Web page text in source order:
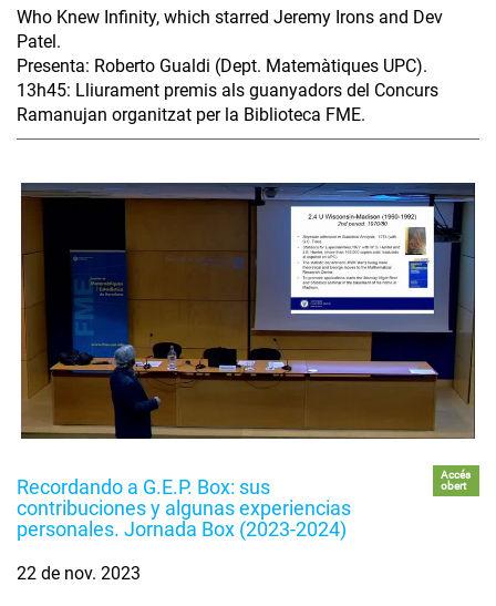
Who Knew Infinity, which starred Jeremy Irons and Dev
Patel.
Presenta: Roberto Gualdi (Dept. Matemàtiques UPC).
13h45: Lliurament premis als guanyadors del Concurs
Ramanujan organitzat per la Biblioteca FME.
Recordando a G.E.P. Box: sus
contribuciones y algunas experiencias
personales. Jornada Box (2023-2024)
Accés
obert
22 de nov. 2023